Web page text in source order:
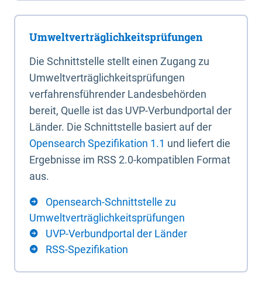
Umweltverträglichkeitsprüfungen
Die Schnittstelle stellt einen Zugang zu
Umweltverträglichkeitsprüfungen
verfahrensführender Landesbehörden
bereit, Quelle ist das UVP-Verbundportal der
Länder. Die Schnittstelle basiert auf der
Opensearch Spezifikation 1.1 und liefert die
Ergebnisse im RSS 2.0-kompatiblen Format
aus.
Opensearch-Schnittstelle zu
Umweltverträglichkeitsprüfungen
UVP-Verbundportal der Länder
RSS-Spezifikation